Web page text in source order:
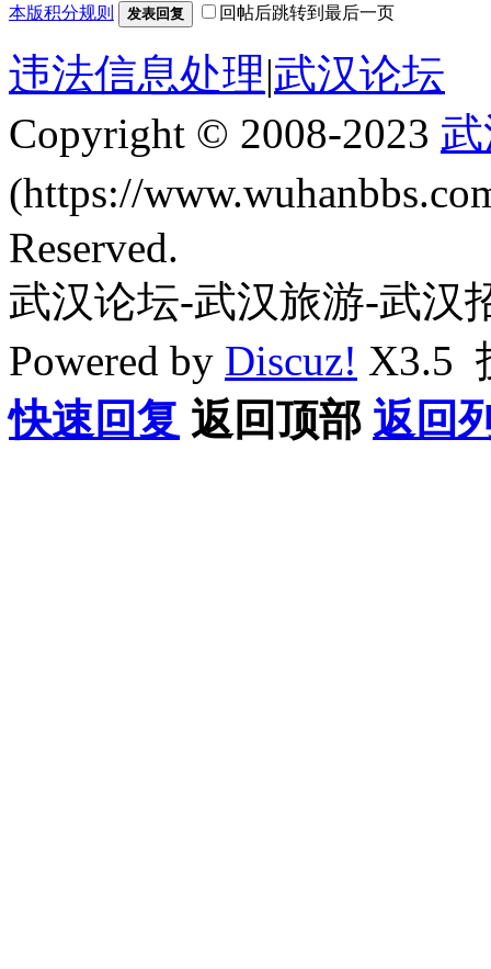
本版积分规则 发表回复 回帖后跳转到最后一页
违法信息处理|武汉论坛
Copyright © 2008-2023
(https://
Reserved.
武汉论坛-武汉旅游-武汉
Powered by Discuz! X3.5
快速回复 返回顶部 返回